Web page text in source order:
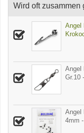
Wird oft zusammen
Angel
Angel
Gr.10
Angel
4mm